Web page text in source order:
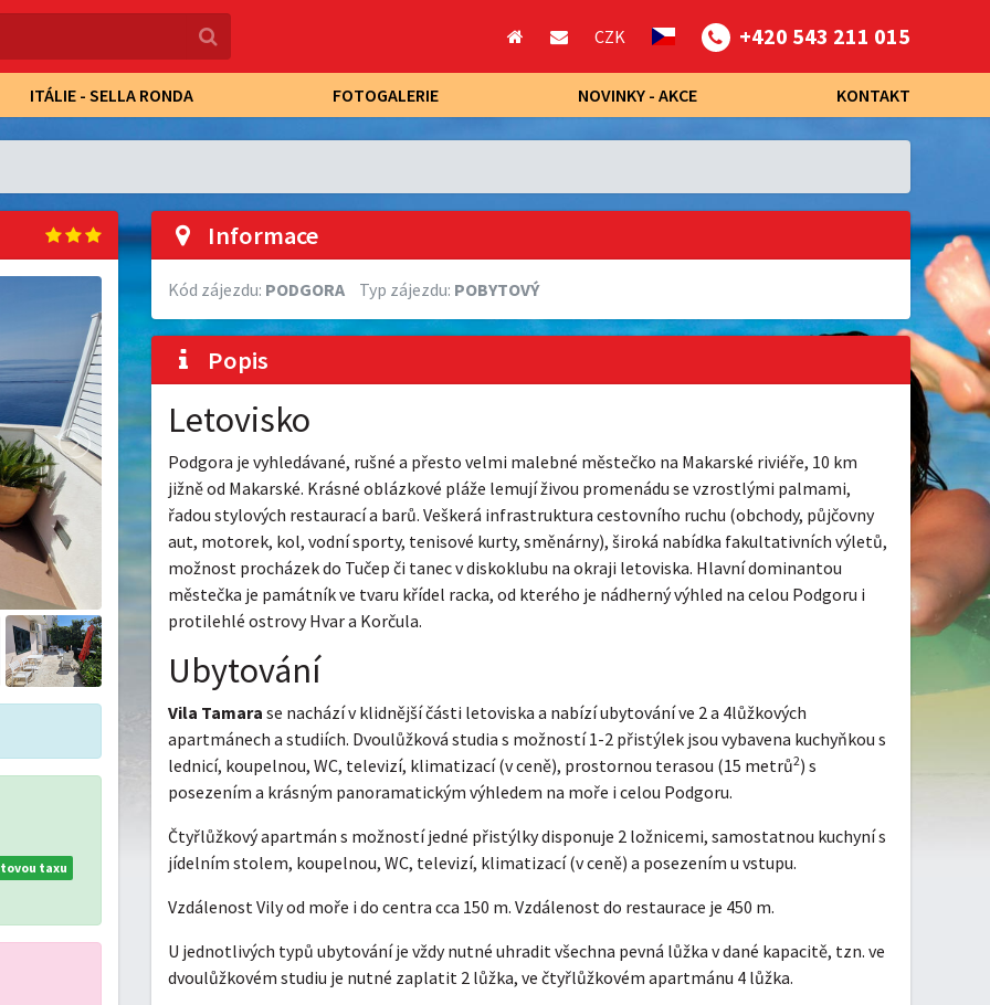
CZK +420 543 211 015
ITÁLIE - SELLA RONDA FOTOGALERIE NOVINKY - AKCE KONTAKT
taxu
Informace
Kód zájezdu: PODGORA Typ zájezdu: POBYTOVÝ
Popis
Letovisko
Podgora je vyhledávané, rušné a přesto velmi malebné městečko na Makarské riviéře, 10 km
jižně od Makarské. Krásné oblázkové pláže lemují živou promenádu se vzrostlými palmami,
řadou stylových restaurací a barů. Veškerá infrastruktura cestovního ruchu (obchody, půjčovny
aut, motorek, kol, vodní sporty, tenisové kurty, směnárny), široká nabídka fakultativních výletů,
možnost procházek do Tučep či tanec v diskoklubu na okraji letoviska. Hlavní dominantou
městečka je památník ve tvaru křídel racka, od kterého je nádherný výhled na celou Podgoru i
protilehlé ostrovy Hvar a Korčula.
Ubytování
Vila Tamara se nachází v klidnější části letoviska a nabízí ubytování ve 2 a 4lůžkových
apartmánech a studiích. Dvoulůžková studia s možností 1-2 přistýlek jsou vybavena kuchyňkou s
lednicí, koupelnou, WC, televizí, klimatizací (v ceně), prostornou terasou (15 metrů2) s
posezením a krásným panoramatickým výhledem na moře i celou Podgoru.
Čtyřlůžkový apartmán s možností jedné přistýlky disponuje 2 ložnicemi, samostatnou kuchyní s
jídelním stolem, koupelnou, WC, televizí, klimatizací (v ceně) a posezením u vstupu.
Vzdálenost Vily od moře i do centra cca 150 m. Vzdálenost do restaurace je 450 m.
U jednotlivých typů ubytování je vždy nutné uhradit všechna pevná lůžka v dané kapacitě, tzn. ve
dvoulůžkovém studiu je nutné zaplatit 2 lůžka, ve čtyřlůžkovém apartmánu 4 lůžka.